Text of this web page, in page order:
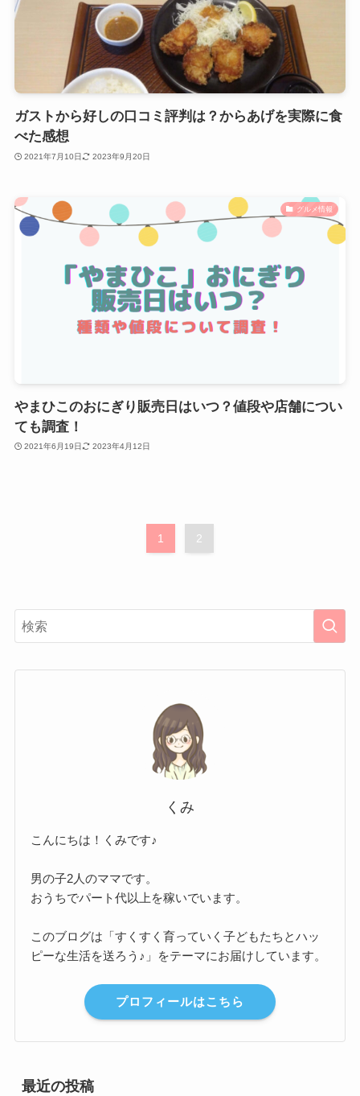
ガストから好しの口コミ評判は？からあげを実際に食
べた感想
2021年7月10日 2023年9月20日
グルメ情報
やまひこのおにぎり販売日はいつ？値段や店舗につい
ても調査！
2021年6月19日 2023年4月12日
1 2
くみ
こんにちは！くみです♪
男の子2人のママです。
おうちでパート代以上を稼いでいます。
このブログは「すくすく育っていく子どもたちとハッ
ピーな生活を送ろう♪」をテーマにお届けしています。
プロフィールはこちら
最近の投稿